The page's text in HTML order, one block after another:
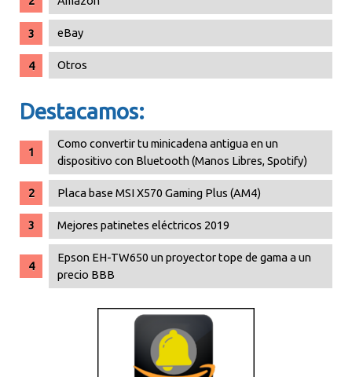
eBay
Otros
Destacamos:
Como convertir tu minicadena antigua en un
dispositivo con Bluetooth (Manos Libres, Spotify)
Placa base MSI X570 Gaming Plus (AM4)
Mejores patinetes eléctricos 2019
Epson EH-TW650 un proyector tope de gama a un
precio BBB